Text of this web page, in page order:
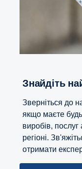
Знайдіть
Зверніться до
якщо маєте
виробів,
регіоні.
отримати